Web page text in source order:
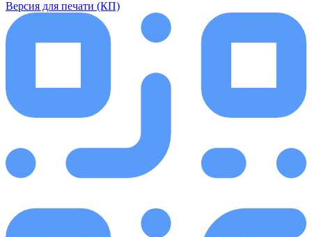
Версия для печати (КП)